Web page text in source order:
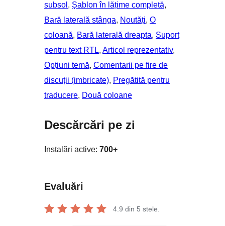
subsol , Șablon în lățime completă
Bară laterală stânga, Noutăți, O
coloană, Bară laterală dreapta, Suport
pentru text RTL, Articol reprezentativ
Opțiuni temă, Comentarii pe fire de
discuții (imbricate), Pregătită pentru
traducere, Două coloane
Descărcări pe zi
Instalări active: 700+
Evaluări
4.9 din 5 stele.